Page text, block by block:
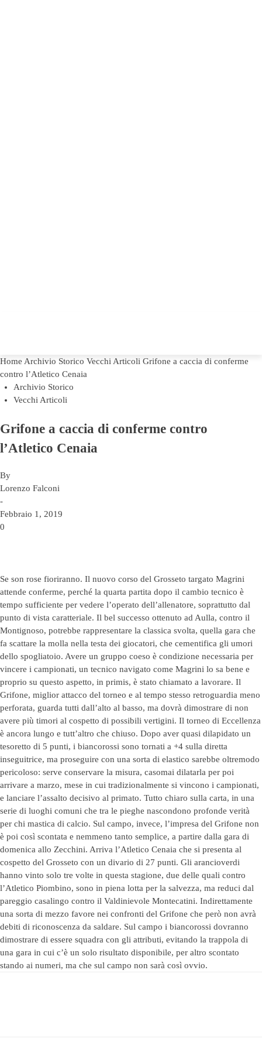
Home Archivio Storico Vecchi Articoli Grifone a caccia di conferme
contro l’Atletico Cenaia
Archivio Storico
Vecchi Articoli
Grifone a caccia di conferme contro
l’Atletico Cenaia
By
Lorenzo Falconi
-
Febbraio 1, 2019
0
Se son rose fioriranno. Il nuovo corso del Grosseto targato Magrini
attende conferme, perché la quarta partita dopo il cambio tecnico è
tempo sufficiente per vedere l’operato dell’allenatore, soprattutto dal
punto di vista caratteriale. Il bel successo ottenuto ad Aulla, contro il
Montignoso, potrebbe rappresentare la classica svolta, quella gara che
fa scattare la molla nella testa dei giocatori, che cementifica gli umori
dello spogliatoio. Avere un gruppo coeso è condizione necessaria per
vincere i campionati, un tecnico navigato come Magrini lo sa bene e
proprio su questo aspetto, in primis, è stato chiamato a lavorare. Il
Grifone, miglior attacco del torneo e al tempo stesso retroguardia meno
perforata, guarda tutti dall’alto al basso, ma dovrà dimostrare di non
avere più timori al cospetto di possibili vertigini. Il torneo di Eccellenza
è ancora lungo e tutt’altro che chiuso. Dopo aver quasi dilapidato un
tesoretto di 5 punti, i biancorossi sono tornati a +4 sulla diretta
inseguitrice, ma proseguire con una sorta di elastico sarebbe oltremodo
pericoloso: serve conservare la misura, casomai dilatarla per poi
arrivare a marzo, mese in cui tradizionalmente si vincono i campionati,
e lanciare l’assalto decisivo al primato. Tutto chiaro sulla carta, in una
serie di luoghi comuni che tra le pieghe nascondono profonde verità
per chi mastica di calcio. Sul campo, invece, l’impresa del Grifone non
è poi così scontata e nemmeno tanto semplice, a partire dalla gara di
domenica allo Zecchini. Arriva l’Atletico Cenaia che si presenta al
cospetto del Grosseto con un divario di 27 punti. Gli arancioverdi
hanno vinto solo tre volte in questa stagione, due delle quali contro
l’Atletico Piombino, sono in piena lotta per la salvezza, ma reduci dal
pareggio casalingo contro il Valdinievole Montecatini. Indirettamente
una sorta di mezzo favore nei confronti del Grifone che però non avrà
debiti di riconoscenza da saldare. Sul campo i biancorossi dovranno
dimostrare di essere squadra con gli attributi, evitando la trappola di
una gara in cui c’è un solo risultato disponibile, per altro scontato
stando ai numeri, ma che sul campo non sarà così ovvio.